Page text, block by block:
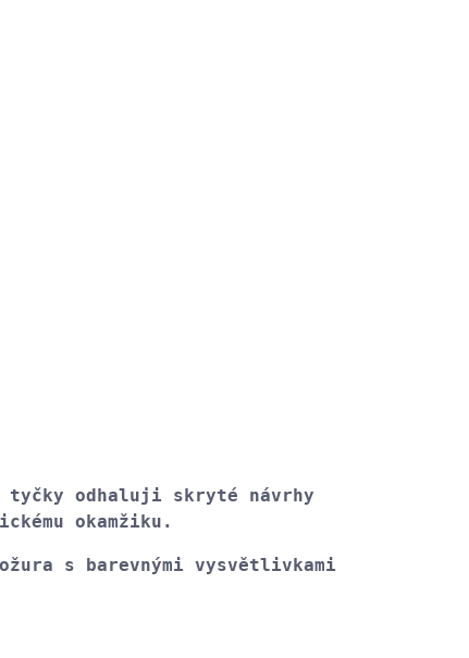
odhaluji skryté návrhy
okamžiku.
s barevnými vysvětlivkami